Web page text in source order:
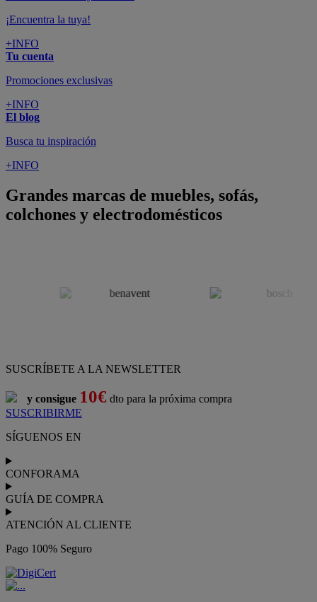
¡Encuentra la tuya!
+INFO
Tu cuenta
Promociones exclusivas
+INFO
El blog
Busca tu inspiración
+INFO
Grandes marcas de muebles, sofás,
colchones y electrodomésticos
SUSCRÍBETE A LA NEWSLETTER
y consigue 10€ dto para la próxima compra
SUSCRIBIRME
SÍGUENOS EN
CONFORAMA
GUÍA DE COMPRA
ATENCIÓN AL CLIENTE
Pago 100% Seguro